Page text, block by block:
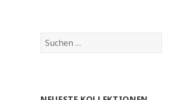
Suchen
nach: